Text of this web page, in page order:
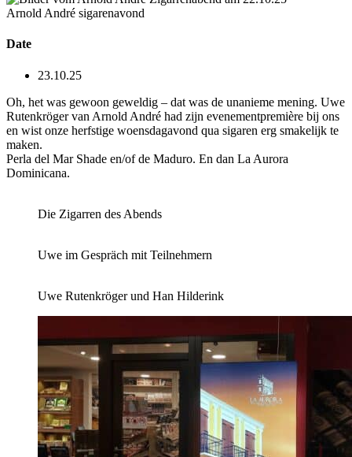
Arnold André sigarenavond
Date
23.10.25
Oh, het was gewoon geweldig – dat was de unanieme mening. Uwe
Rutenkröger van Arnold André had zijn evenementpremière bij ons
en wist onze herfstige woensdagavond qua sigaren erg smakelijk te
maken.
Perla del Mar Shade en/of de Maduro. En dan La Aurora
Dominicana.
Die Zigarren des Abends
Uwe im Gespräch mit Teilnehmern
Uwe Rutenkröger und Han Hilderink